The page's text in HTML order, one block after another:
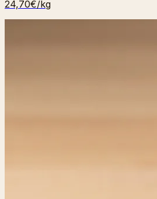
24,70€/kg